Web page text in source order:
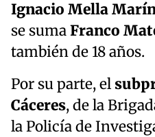
Ignacio Mella
se sumaFranco
también de 18 años.
Por su parte, el
Cáceres, de la
la Policía de